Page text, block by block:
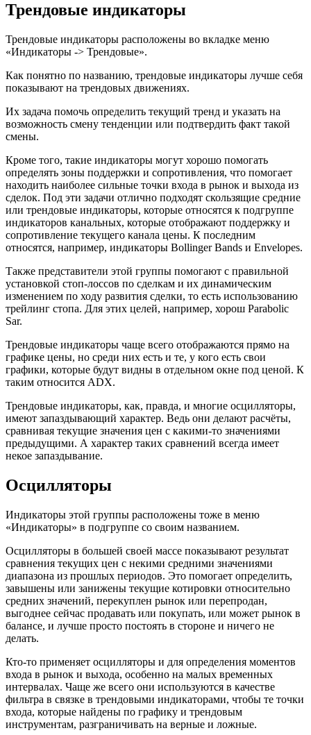
Трендовые индикаторы
Трендовые индикаторы расположены во вкладке меню
«Индикаторы -> Трендовые».
Как понятно по названию, трендовые индикаторы лучше себя
показывают на трендовых движениях.
Их задача помочь определить текущий тренд и указать на
возможность смену тенденции или подтвердить факт такой
смены.
Кроме того, такие индикаторы могут хорошо помогать
определять зоны поддержки и сопротивления, что помогает
находить наиболее сильные точки входа в рынок и выхода из
сделок. Под эти задачи отлично подходят скользящие средние
или трендовые индикаторы, которые относятся к подгруппе
индикаторов канальных, которые отображают поддержку и
сопротивление текущего канала цены. К последним
относятся, например, индикаторы Bollinger Bands и Envelopes.
Также представители этой группы помогают с правильной
установкой стоп-лоссов по сделкам и их динамическим
изменением по ходу развития сделки, то есть использованию
трейлинг стопа. Для этих целей, например, хорош Parabolic
Sar.
Трендовые индикаторы чаще всего отображаются прямо на
графике цены, но среди них есть и те, у кого есть свои
графики, которые будут видны в отдельном окне под ценой. К
таким относится ADX.
Трендовые индикаторы, как, правда, и многие осцилляторы,
имеют запаздывающий характер. Ведь они делают расчёты,
сравнивая текущие значения цен с какими-то значениями
предыдущими. А характер таких сравнений всегда имеет
некое запаздывание.
Осцилляторы
Индикаторы этой группы расположены тоже в меню
«Индикаторы» в подгруппе со своим названием.
Осцилляторы в большей своей массе показывают результат
сравнения текущих цен с некими средними значениями
диапазона из прошлых периодов. Это помогает определить,
завышены или занижены текущие котировки относительно
средних значений, перекуплен рынок или перепродан,
выгоднее сейчас продавать или покупать, или может рынок в
балансе, и лучше просто постоять в стороне и ничего не
делать.
Кто-то применяет осцилляторы и для определения моментов
входа в рынок и выхода, особенно на малых временных
интервалах. Чаще же всего они используются в качестве
фильтра в связке в трендовыми индикаторами, чтобы те точки
входа, которые найдены по графику и трендовым
инструментам, разграничивать на верные и ложные.